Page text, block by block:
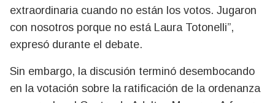
extraordinaria cuando no están los votos. Jugaron
con nosotros porque no está Laura Totonelli”,
expresó durante el debate.
Sin embargo, la discusión terminó desembocando
en la votación sobre la ratificación de la ordenanza